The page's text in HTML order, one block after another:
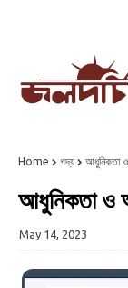
Home গদ্য আধুনিকতা ও
আধুনিকতা ও
May 14, 2023